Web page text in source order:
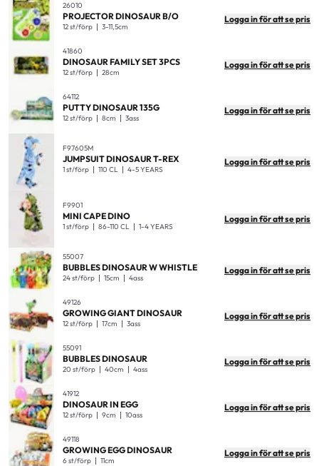
26010
PROJECTOR DINOSAUR B/O
12 st/förp 3-11,5cm
Logga in för att se pris
41860
DINOSAUR FAMILY SET 3PCS
12 st/förp 28cm
Logga in för att se pris
64112
PUTTY DINOSAUR 135G
12 st/förp 8cm 3ass
Logga in för att se pris
F97605M
JUMPSUIT DINOSAUR T-REX
1 st/förp 110 CL 4-5 YEARS
Logga in för att se pris
F9901
MINI CAPE DINO
1 st/förp 86-110 CL 1-4 YEARS
Logga in för att se pris
55007
BUBBLES DINOSAUR W WHISTLE
24 st/förp 15cm 4ass
Logga in för att se pris
49126
GROWING GIANT DINOSAUR
12 st/förp 17cm 3ass
Logga in för att se pris
55091
BUBBLES DINOSAUR
20 st/förp 40cm 4ass
Logga in för att se pris
41912
DINOSAUR IN EGG
12 st/förp 9cm 10ass
Logga in för att se pris
49118
GROWING EGG DINOSAUR
6 st/förp 11cm
Logga in för att se pris